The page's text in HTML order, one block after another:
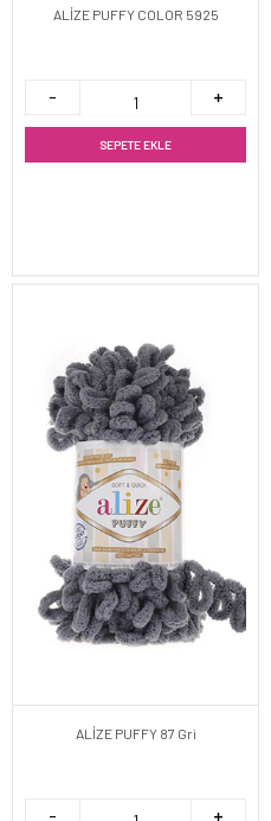
ALİZE PUFFY COLOR 5925
SEPETE EKLE
ALİZE PUFFY 87 Gri